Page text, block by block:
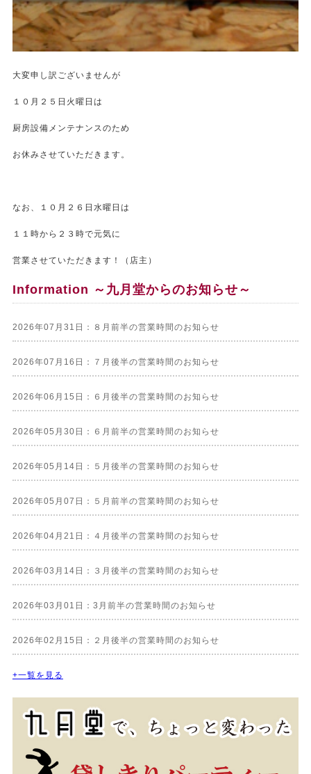
大変申し訳ございませんが
１０月２５日火曜日は
厨房設備メンテナンスのため
お休みさせていただきます。
なお、１０月２６日水曜日は
１１時から２３時で元気に
営業させていただきます！（店主）
Information ～九月堂からのお知らせ～
2026年07月31日：８月前半の営業時間のお知らせ
2026年07月16日：７月後半の営業時間のお知らせ
2026年06月15日：６月後半の営業時間のお知らせ
2026年05月30日：６月前半の営業時間のお知らせ
2026年05月14日：５月後半の営業時間のお知らせ
2026年05月07日：５月前半の営業時間のお知らせ
2026年04月21日：４月後半の営業時間のお知らせ
2026年03月14日：３月後半の営業時間のお知らせ
2026年03月01日：3月前半の営業時間のお知らせ
2026年02月15日：２月後半の営業時間のお知らせ
+一覧を見る